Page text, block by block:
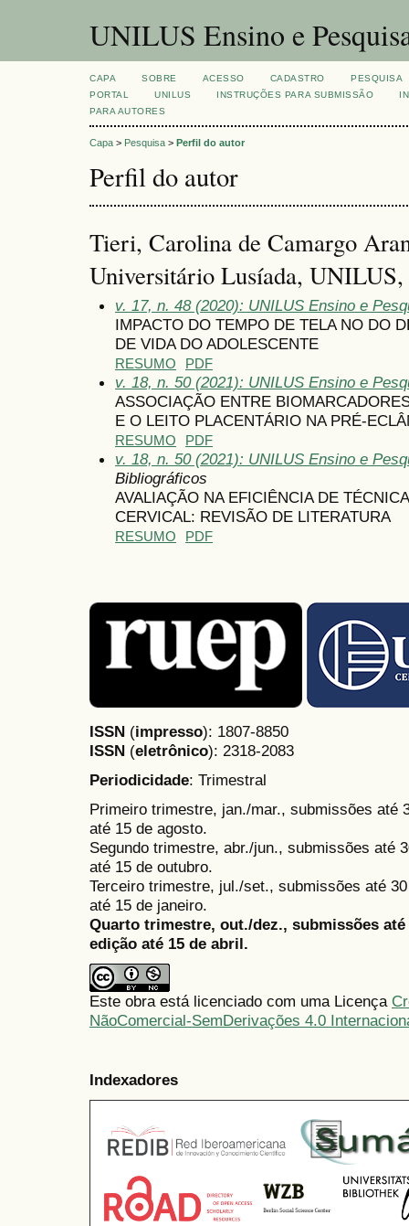
UNILUS Ensino e
CAPA SOBRE ACESSO CADASTRO
PESQUISA
PORTAL
UNILUS INSTRUÇÕES PARA SUBMISSÃO
PARA AUTORES
Capa > Pesquisa > Perfil do autor
Perfil do autor
Tieri, Carolina de Camargo
Universitário Lusíada, UNILUS,
v. 17, n. 48 (2020): UNILUS Ensino e
IMPACTO DO TEMPO DE TELA NO DO
DE VIDA DO ADOLESCENTE
RESUMO PDF
v. 18, n. 50 (2021): UNILUS Ensino e
ASSOCIAÇÃO ENTRE
E O LEITO PLACENTÁRIO NA PRÉ-
RESUMO PDF
v. 18, n. 50 (2021): UNILUS Ensino e
Bibliográficos
AVALIAÇÃO NA EFICIÊNCIA DE
CERVICAL: REVISÃO DE LITERATURA
RESUMO PDF
ISSN (impresso): 1807-8850
ISSN (eletrônico): 2318-2083
Periodicidade: Trimestral
Primeiro trimestre, jan./mar., submissões até
até 15 de agosto.
Segundo trimestre, abr./jun., submissões até
até 15 de outubro.
Terceiro trimestre, jul./set., submissões até
até 15 de janeiro.
Quarto trimestre, out./dez., submissões
edição até 15 de abril.
Este obra está licenciado com uma Licença
NãoComercial-SemDerivações 4.0
Indexadores